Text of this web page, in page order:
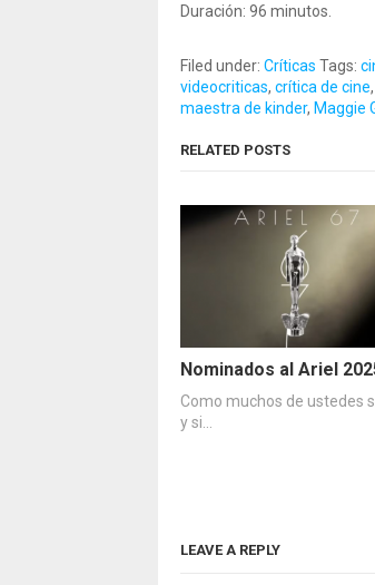
Duración: 96 minutos.
Filed under: Críticas Tags:
videocriticas, crítica de cine,
maestra de kinder, Maggie
RELATED POSTS
Nominados al Ariel
Como muchos de ustedes
y si…
LEAVE A REPLY